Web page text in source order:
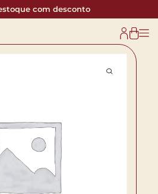
com desconto